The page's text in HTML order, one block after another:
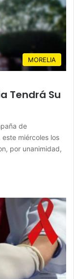
MORELIA
Tendrá Su
de
este miércoles los
por unanimidad,